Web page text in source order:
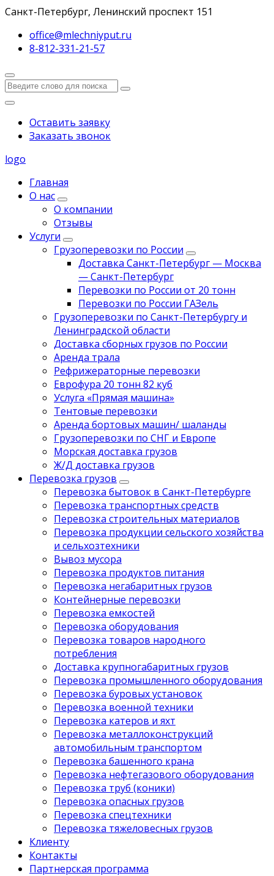
Санкт-Петербург, Ленинский проспект 151
office@mlechniyput.ru
8-812-331-21-57
Оставить заявку
Заказать звонок
logo
Главная
О нас
О компании
Отзывы
Услуги
Грузоперевозки по России
Доставка Санкт-Петербург — Москва
— Санкт-Петербург
Перевозки по России от 20 тонн
Перевозки по России ГАЗель
Грузоперевозки по Санкт-Петербургу и
Ленинградской области
Доставка сборных грузов по России
Аренда трала
Рефрижераторные перевозки
Еврофура 20 тонн 82 куб
Услуга «Прямая машина»
Тентовые перевозки
Аренда бортовых машин/ шаланды
Грузоперевозки по СНГ и Европе
Морская доставка грузов
Ж/Д доставка грузов
Перевозка грузов
Перевозка бытовок в Санкт-Петербурге
Перевозка транспортных средств
Перевозка строительных материалов
Перевозка продукции сельского хозяйства
и сельхозтехники
Вывоз мусора
Перевозка продуктов питания
Перевозка негабаритных грузов
Контейнерные перевозки
Перевозка емкостей
Перевозка оборудования
Перевозка товаров народного
потребления
Доставка крупногабаритных грузов
Перевозка промышленного оборудования
Перевозка буровых установок
Перевозка военной техники
Перевозка катеров и яхт
Перевозка металлоконструкций
автомобильным транспортом
Перевозка башенного крана
Перевозка нефтегазового оборудования
Перевозка труб (коники)
Перевозка опасных грузов
Перевозка спецтехники
Перевозка тяжеловесных грузов
Клиенту
Контакты
Партнерская программа